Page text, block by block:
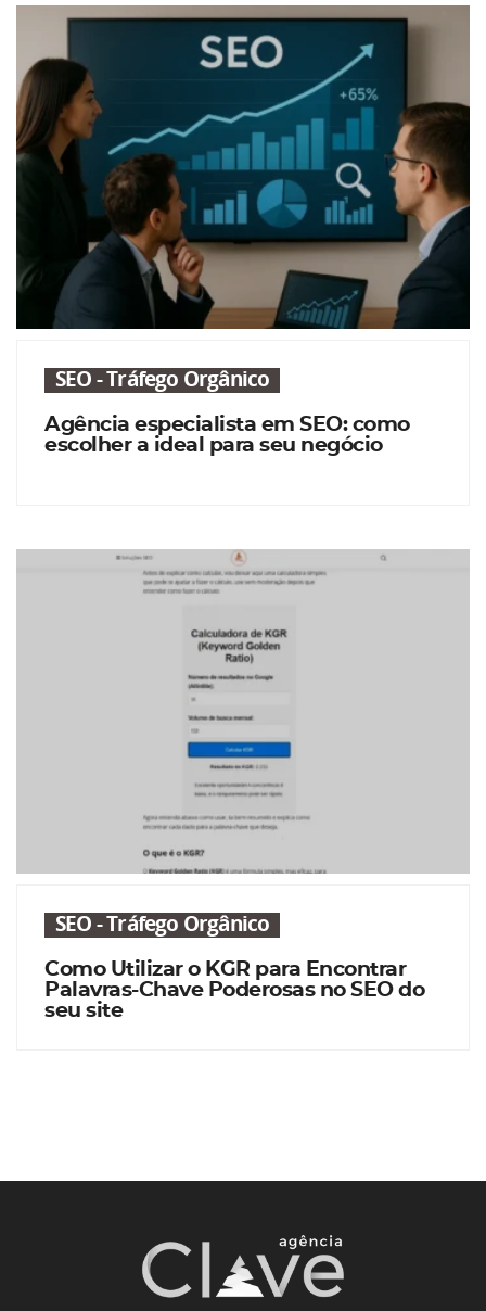
SEO - Tráfego Orgânico
Agência especialista em SEO: como
escolher a ideal para seu negócio
SEO - Tráfego Orgânico
Como Utilizar o KGR para Encontrar
Palavras-Chave Poderosas no SEO do
seu site